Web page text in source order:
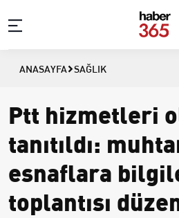
ANASAYFA SAĞLIK
Ptt hizmetleri
tanıtıldı:
esnaflara
toplantısı